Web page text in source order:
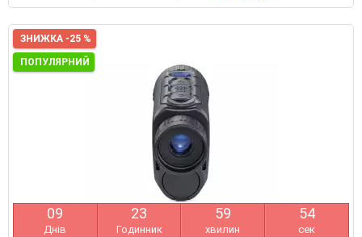
ЗНИЖКА -25 %
ПОПУЛЯРНИЙ
09
Днів
23
Годинник
59
хвилин
53
сек